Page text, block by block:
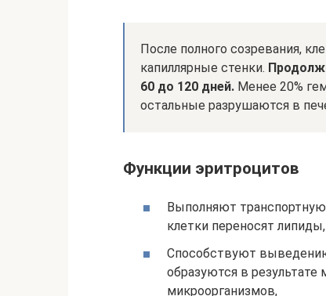
После полного созревания,
капиллярные стенки.
60 до 120 дней. Менее 20%
остальные разрушаются в
Функции эритроцитов
Выполняют
клетки переносят
Способствуют
образуются в
микроорганизмов,